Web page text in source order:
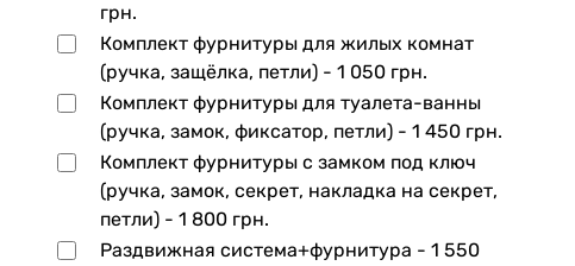
грн.
Комплект фурнитуры для жилых комнат
(ручка, защёлка, петли) -1 050 грн.
Комплект фурнитуры для туалета-ванны
(ручка, замок, фиксатор, петли) -1 450 грн.
Комплект фурнитуры с замком под ключ
(ручка, замок, секрет, накладка на секрет,
петли) -1 800 грн.
Раздвижная система+фурнитура -1 550